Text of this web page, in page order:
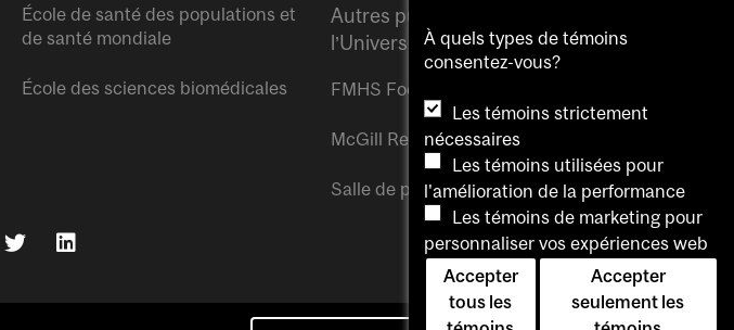
École de santé des populations et
de santé mondiale
École des sciences biomédicales
Autres publications de
l’Université McGill
FMHS Focus
McGill Reporter
Salle de presse McGill
À quels types de témoins
consentez-vous?
Les témoins strictement
nécessaires
Les témoins utilisées pour
l'amélioration de la performance
Les témoins de marketing pour
personnaliser vos expériences web
Accepter
tous les
Accepter
seulement les